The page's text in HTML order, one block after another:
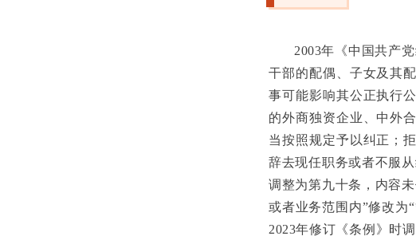
2003年《中国共产
干部的配偶、子女及其
事可能影响其公正执行
的外商独资企业、中外
当按照规定予以纠正；
辞去现任职务或者不服
调整为第九十条，内容
或者业务范围内”修改为
2023年修订《条例》时